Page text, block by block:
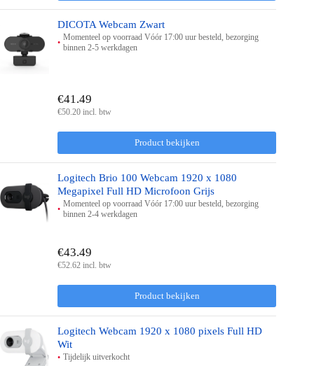
DICOTA Webcam Zwart
Momenteel op voorraad Vóór 17:00 uur besteld, bezorging
binnen 2-5 werkdagen
Product bekijken
€41.49
€50.20 incl. btw
Logitech Brio 100 Webcam 1920 x 1080
Megapixel Full HD Microfoon Grijs
Momenteel op voorraad Vóór 17:00 uur besteld, bezorging
binnen 2-4 werkdagen
Product bekijken
€43.49
€52.62 incl. btw
Logitech Webcam 1920 x 1080 pixels Full HD
Wit
Tijdelijk uitverkocht